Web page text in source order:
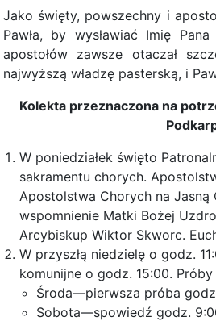
Jako święty, powszechny i
Pawła, by wysławiać Imię
apostołów zawsze otaczał
najwyższą władzę pasterską, i
Kolekta przeznaczona na
W poniedziałek święto
sakramentu chorych.
Apostolstwa Chorych na
wspomnienie Matki Bożej
Arcybiskup Wiktor Skworc.
W przyszłą niedzielę o godz.
komunijne o godz. 15:00.
Środa—pierwsza próba
Sobota—spowiedź godz.